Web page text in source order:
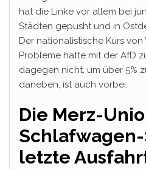
hat die Linke vor allem bei
Städten gepusht und in
Der nationalistische Kurs
Probleme hatte mit der AfD
dagegen nicht, um über 5%
daneben, ist auch vorbei.
Die Merz-
Schlafwagen-
letzte